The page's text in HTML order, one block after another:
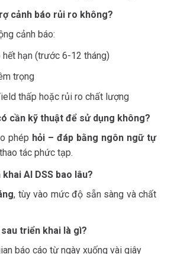
cảnh báo rủi ro không?
cảnh báo:
hạn (trước 6-12 tháng)
trọng
thấp hoặc rủi ro chất lượng
cần kỹ thuật để sử dụng không?
phép hỏi – đáp bằng ngôn ngữ tự
tác phức tạp.
AI DSS bao lâu?
, tùy vào mức độ sẵn sàng và chất
triển khai là gì?
báo cáo từ ngày xuống vài giây